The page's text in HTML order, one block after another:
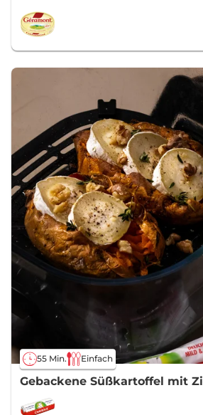
55 Min. Einfach
Gebackene Süßkartoffel mit